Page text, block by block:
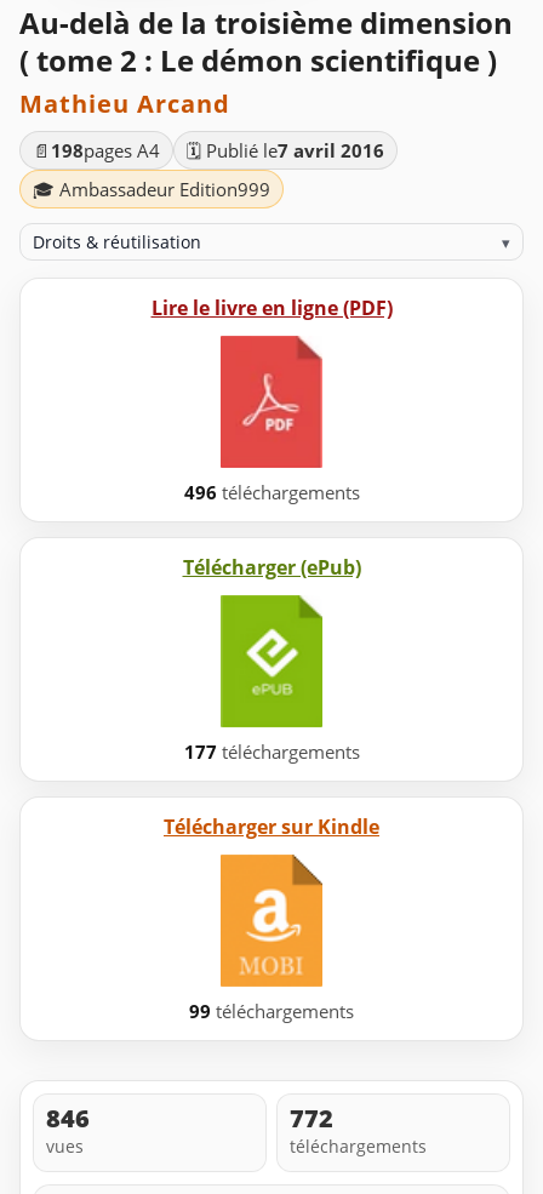
Au-delà de la troisième dimension
( tome 2 : Le démon scientifique )
Mathieu Arcand
📄 198pages A4 🗓️ Publié le7 avril 2016
🎓 Ambassadeur Edition999
Droits & réutilisation ▾
Lire le livre en ligne (PDF)
496 téléchargements
Télécharger (ePub)
177 téléchargements
Télécharger sur Kindle
99 téléchargements
846
vues
772
téléchargements